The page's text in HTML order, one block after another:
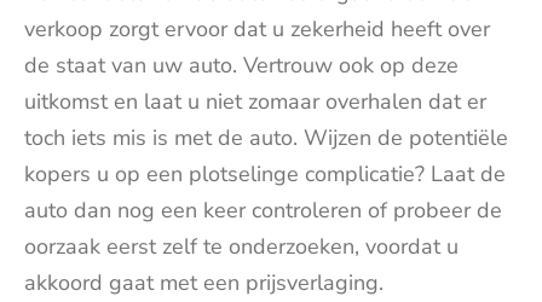
verkoop zorgt ervoor dat u zekerheid heeft over
de staat van uw auto. Vertrouw ook op deze
uitkomst en laat u niet zomaar overhalen dat er
toch iets mis is met de auto. Wijzen de potentiële
kopers u op een plotselinge complicatie? Laat de
auto dan nog een keer controleren of probeer de
oorzaak eerst zelf te onderzoeken, voordat u
akkoord gaat met een prijsverlaging.